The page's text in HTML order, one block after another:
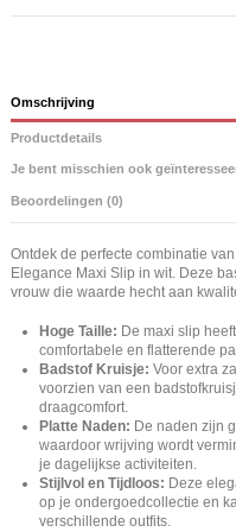
Omschrijving
Productdetails
Je bent misschien ook
Beoordelingen (0)
Ontdek de perfecte combinatie
Elegance Maxi Slip in wit. Deze
vrouw die waarde hecht aan
Hoge Taille: De maxi slip
comfortabele en flatterende
Badstof Kruisje: Voor extra
voorzien van een
draagcomfort.
Platte Naden: De naden zijn
waardoor wrijving wordt
je dagelijkse activiteiten.
Stijlvol en Tijdloos: Deze
op je ondergoedcollectie en
verschillende outfits.